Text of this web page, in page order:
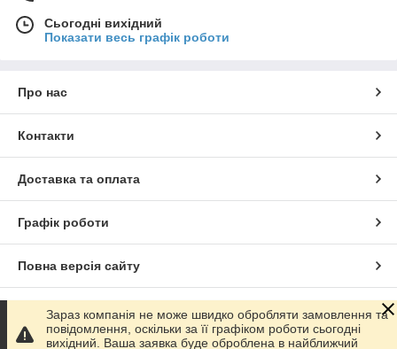
Сьогодні вихідний
Показати весь графік роботи
Про нас
Контакти
Доставка та оплата
Графік роботи
Повна версія сайту
Сайт створено на маркетплейсіProm.ua
Зараз компанія не може швидко обробляти замовлення та
повідомлення, оскільки за її графіком роботи сьогодні
вихідний. Ваша заявка буде оброблена в найближчий